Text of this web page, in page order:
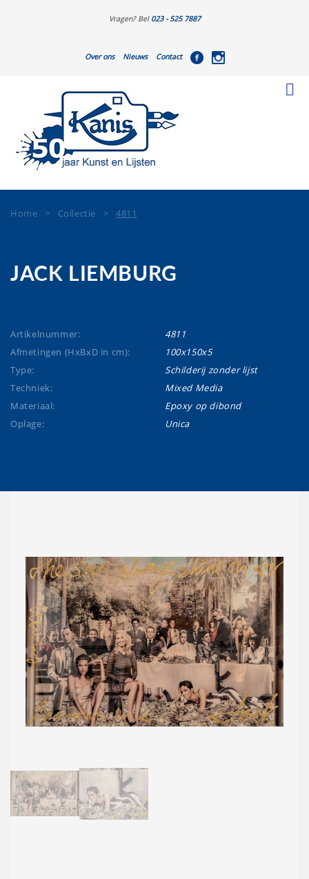
Vragen? Bel 023 - 525 7887
Over ons Nieuws Contact
Home > Collectie >4811
JACK LIEMBURG
Artikelnummer:
4811
Afmetingen (HxBxD in cm):
100x150x5
Type:
Schilderij zonder lijst
Techniek:
Mixed Media
Materiaal:
Epoxy op dibond
Oplage:
Unica